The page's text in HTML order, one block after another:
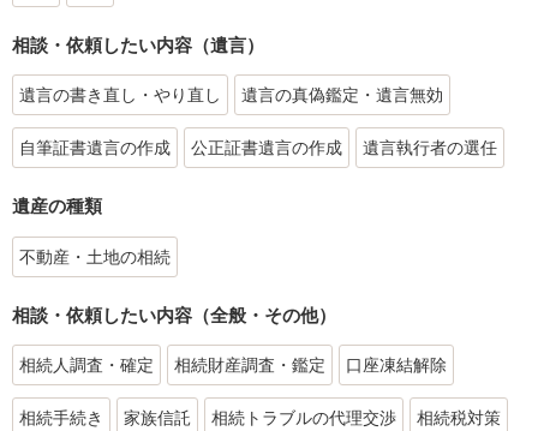
相談・依頼したい内容（遺言）
遺言の書き直し・やり直し 遺言の真偽鑑定・遺言無効
自筆証書遺言の作成 公正証書遺言の作成 遺言執行者の選任
遺産の種類
不動産・土地の相続
相談・依頼したい内容（全般・その他）
相続人調査・確定 相続財産調査・鑑定 口座凍結解除
相続手続き 家族信託 相続トラブルの代理交渉 相続税対策